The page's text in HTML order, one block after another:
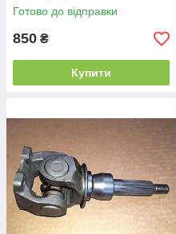
Готово до відправки
850 ₴
Купити